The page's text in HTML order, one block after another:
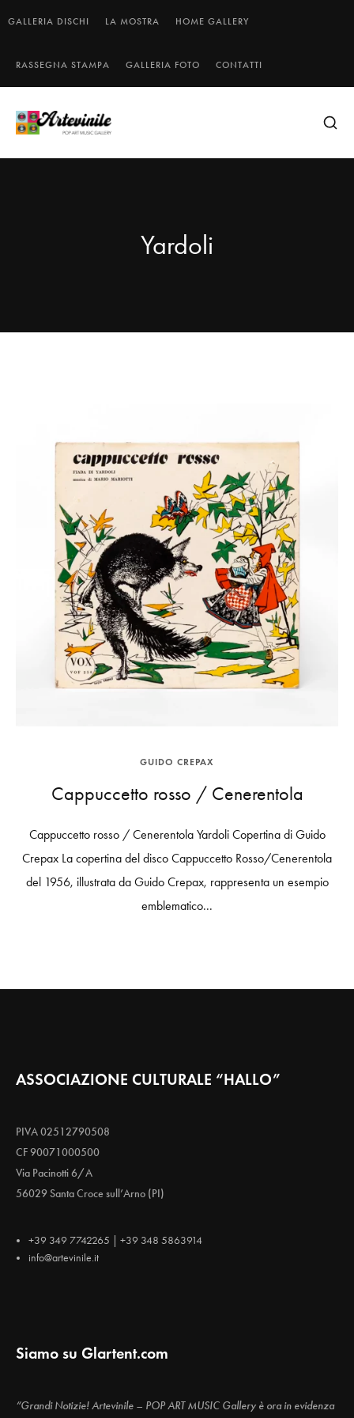
GALLERIA DISCHI LA MOSTRA HOME GALLERY
RASSEGNA STAMPA GALLERIA FOTO CONTATTI
Yardoli
GUIDO CREPAX
Cappuccetto rosso / Cenerentola
Cappuccetto rosso / Cenerentola Yardoli Copertina di Guido
Crepax La copertina del disco Cappuccetto Rosso/Cenerentola
del 1956, illustrata da Guido Crepax, rappresenta un esempio
emblematico...
ASSOCIAZIONE CULTURALE “HALLO”
PIVA 02512790508
CF 90071000500
Via Pacinotti 6/A
56029 Santa Croce sull’Arno (PI)
+39 349 7742265 | +39 348 5863914
info@artevinile.it
Siamo su Glartent.com
“Grandi Notizie! Artevinile – POP ART MUSIC Gallery è ora in evidenza